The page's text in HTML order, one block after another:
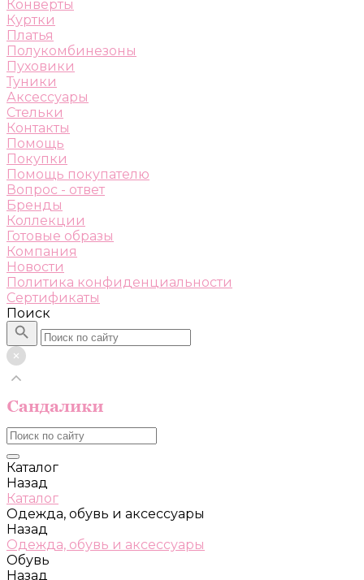
Конверты
Куртки
Платья
Полукомбинезоны
Пуховики
Туники
Аксессуары
Стельки
Контакты
Помощь
Покупки
Помощь покупателю
Вопрос - ответ
Бренды
Коллекции
Готовые образы
Компания
Новости
Политика конфиденциальности
Сертификаты
Поиск
Каталог
Назад
Каталог
Одежда, обувь и аксессуары
Назад
Одежда, обувь и аксессуары
Обувь
Назад